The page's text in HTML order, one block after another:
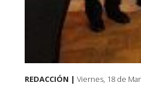
REDACCIÓN | Viernes, 18 de